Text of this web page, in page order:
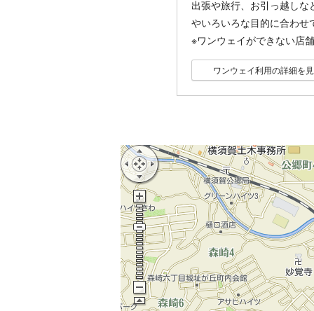
出張や旅行、お引っ越し
やいろいろな目的に合わ
※ワンウェイができない店
ワンウェイ利用の詳細を